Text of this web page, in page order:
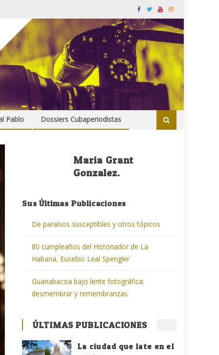
Pablo Dossiers Cubaperiodistas
Maria Grant
Gonzalez.
Sus Últimas Publicaciones
De paraísos susceptibles y otros tópicos
80 cumpleaños del Historiador de La
Habana, Eusebio Leal Spengler
Guanabacoa bajo lente fotográfica:
desmembrar y remembranzas
ÚLTIMAS PUBLICACIONES
La ciudad que late en el